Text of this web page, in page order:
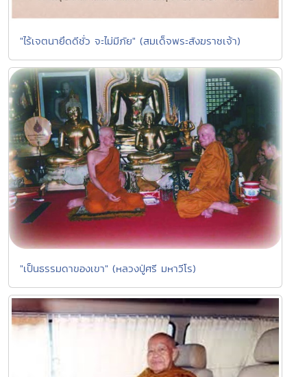
"ไร้เจตนายึดดีชั่ว จะไม่มีภัย" (สมเด็จพระสังฆราชเจ้า)
"เป็นธรรมดาของเขา" (หลวงปู่ศรี มหาวีโร)